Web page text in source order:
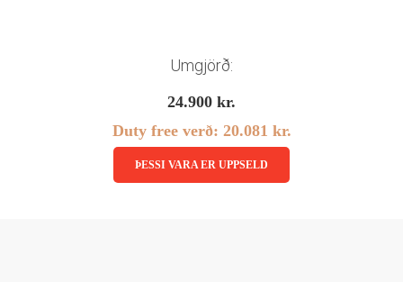
Skjá- lesgleraugu
Umgjörð:
24.900 kr.
Duty free verð: 20.081 kr.
ÞESSI VARA ER UPPSELD